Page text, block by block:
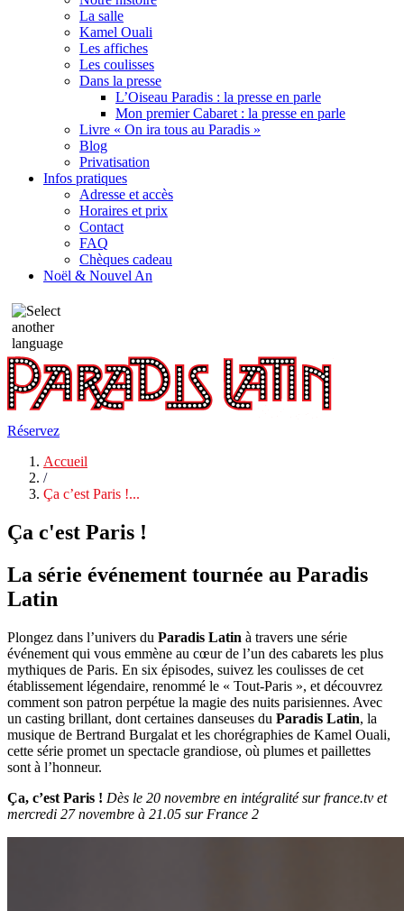
La salle
Kamel Ouali
Les affiches
Les coulisses
Dans la presse
L’Oiseau Paradis : la presse en parle
Mon premier Cabaret : la presse en parle
Livre « On ira tous au Paradis »
Blog
Privatisation
Infos pratiques
Adresse et accès
Horaires et prix
Contact
FAQ
Chèques cadeau
Noël & Nouvel An
Réservez
Accueil
/
Ça c’est Paris !...
Ça c'est Paris !
La série événement tournée au Paradis
Latin
Plongez dans l’univers du Paradis Latin à travers une série
événement qui vous emmène au cœur de l’un des cabarets les plus
mythiques de Paris. En six épisodes, suivez les coulisses de cet
établissement légendaire, renommé le « Tout-Paris », et découvrez
comment son patron perpétue la magie des nuits parisiennes. Avec
un casting brillant, dont certaines danseuses du Paradis Latin, la
musique de Bertrand Burgalat et les chorégraphies de Kamel Ouali,
cette série promet un spectacle grandiose, où plumes et paillettes
sont à l’honneur.
Ça, c’est Paris ! Dès le 20 novembre en intégralité sur france.tv et
mercredi 27 novembre à 21.05 sur France 2